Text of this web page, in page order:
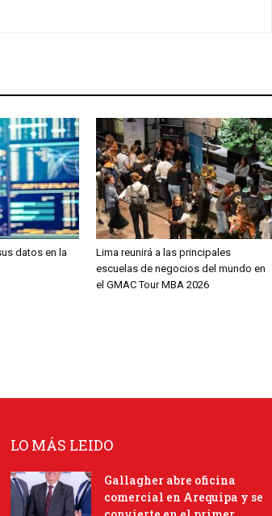
datos en la
Lima reunirá a las principales
escuelas de negocios del mundo en
el GMAC Tour MBA 2026
LO MÁS LEIDO
Gallagher abre oficina
comercial en Arequipa y se